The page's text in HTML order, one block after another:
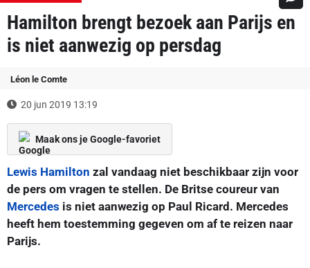
Hamilton brengt bezoek aan Parijs en
is niet aanwezig op persdag
Léon le Comte
20 jun 2019 13:19
Maak ons je Google-favoriet
Lewis Hamilton zal vandaag niet beschikbaar zijn voor
de pers om vragen te stellen. De Britse coureur van
Mercedes is niet aanwezig op Paul Ricard. Mercedes
heeft hem toestemming gegeven om af te reizen naar
Parijs.